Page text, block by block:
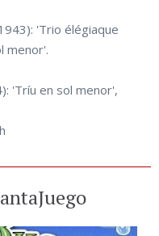
'Trio élégiaque
menor'.
'Tríu en sol menor',